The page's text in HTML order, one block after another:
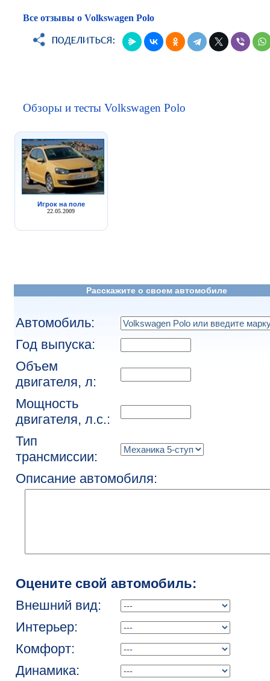
Все отзывы о Volkswagen Polo
Обзоры и тесты Volkswagen Polo
Игрок на поле
22.05.2009
Расскажите о своем автомобиле
Автомобиль:
Год выпуска:
Объем
двигателя, л:
Мощность
двигателя, л.с.:
Тип
трансмиссии:
Описание автомобиля:
Оцените свой автомобиль:
Внешний вид:
Интерьер:
Комфорт:
Динамика: